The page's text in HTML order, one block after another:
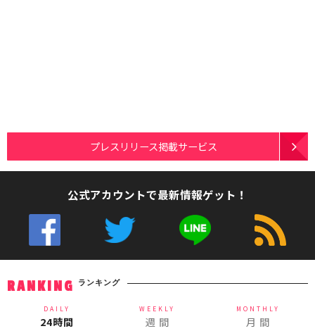
プレスリリース掲載サービス
公式アカウントで最新情報ゲット！
RANKING ランキング
DAILY
24時間
WEEKLY
週 間
MONTHLY
月 間